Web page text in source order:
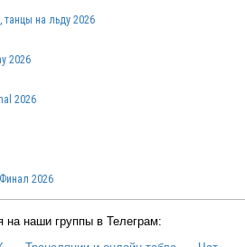
танцы на льду 2026
2026
2026
2026
на наши группы в Телеграм: